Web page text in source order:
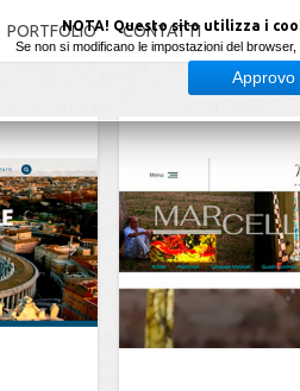
PORTFOLIO CONTATTI
NOTA! Questo sito utilizza i
Se non si modificano le impostazioni del browser,
Approvo